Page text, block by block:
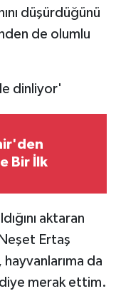
düşürdüğünü
de olumlu
dinliyor'
Bir İlk
aktaran
Ertaş
hayvanlarıma da
diye merak ettim.